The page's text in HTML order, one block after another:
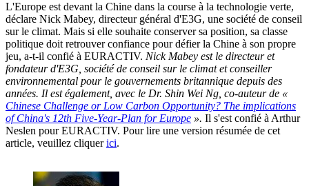
L'Europe est devant la Chine dans la course à la technologie verte,
déclare Nick Mabey, directeur général d'E3G, une société de conseil
sur le climat. Mais si elle souhaite conserver sa position, sa classe
politique doit retrouver confiance pour défier la Chine à son propre
jeu, a-t-il confié à EURACTIV. Nick Mabey est le directeur et
fondateur d'E3G, société de conseil sur le climat et conseiller
environnemental pour le gouvernements britannique depuis des
années. Il est également, avec le Dr. Shin Wei Ng, co-auteur de «
Chinese Challenge or Low Carbon Opportunity? The implications
of China's 12th Five-Year-Plan for Europe ». Il s'est confié à Arthur
Neslen pour EURACTIV. Pour lire une version résumée de cet
article, veuillez cliquerici.